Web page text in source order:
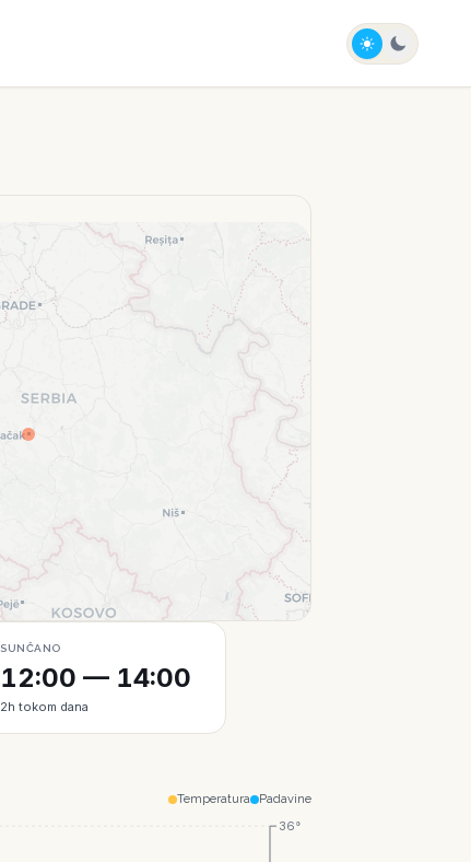
Leaflet
SUNČANO
12:00 — 14:00
2h tokom dana
Temperatura Padavine
36°